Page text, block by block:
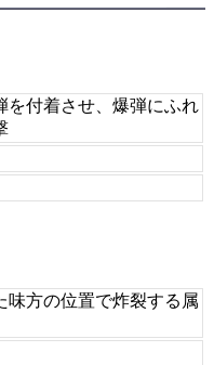
を付着させ、爆弾にふれ
味方の位置で炸裂する属